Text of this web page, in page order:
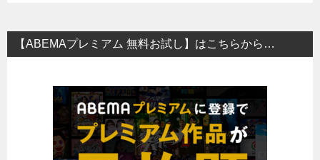
【ABEMAプレミアム 無料お試し】はこちらから…